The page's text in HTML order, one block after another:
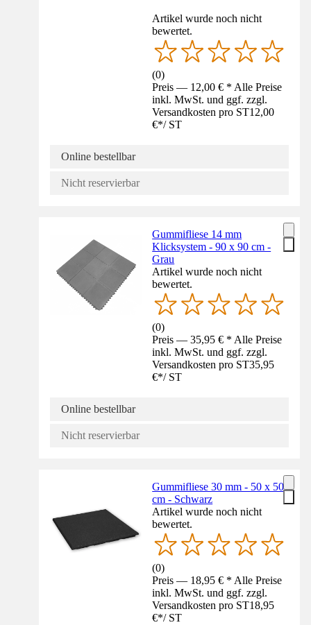
Artikel wurde noch nicht
bewertet.
(0)
Preis — 12,00 € * Alle Preise
inkl. MwSt. und ggf. zzgl.
Versandkosten pro ST12,00
€*/ ST
Online bestellbar
Nicht reservierbar
Gummifliese 14 mm
Klicksystem - 90 x 90 cm -
Grau
Artikel wurde noch nicht
bewertet.
(0)
Preis — 35,95 € * Alle Preise
inkl. MwSt. und ggf. zzgl.
Versandkosten pro ST35,95
€*/ ST
Online bestellbar
Nicht reservierbar
Gummifliese 30 mm - 50 x 50
cm - Schwarz
Artikel wurde noch nicht
bewertet.
(0)
Preis — 18,95 € * Alle Preise
inkl. MwSt. und ggf. zzgl.
Versandkosten pro ST18,95
€*/ ST